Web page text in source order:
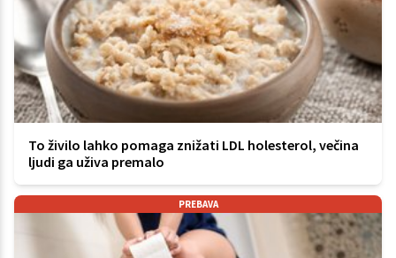
To živilo lahko pomaga znižati LDL holesterol, večina
ljudi ga uživa premalo
PREBAVA